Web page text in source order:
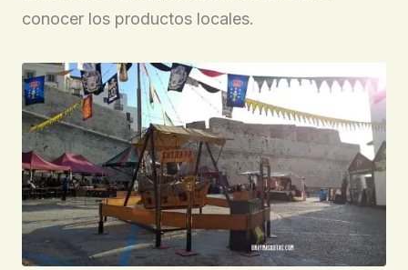
conocer los productos locales.